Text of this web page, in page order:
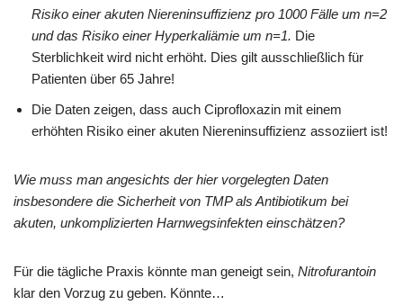
Risiko einer akuten Niereninsuffizienz pro 1000 Fälle um n=2
und das Risiko einer Hyperkaliämie um n=1. Die
Sterblichkeit wird nicht erhöht. Dies gilt ausschließlich für
Patienten über 65 Jahre!
Die Daten zeigen, dass auch Ciprofloxazin mit einem
erhöhten Risiko einer akuten Niereninsuffizienz assoziiert ist!
Wie muss man angesichts der hier vorgelegten Daten
insbesondere die Sicherheit von TMP als Antibiotikum bei
akuten, unkomplizierten Harnwegsinfekten einschätzen?
Für die tägliche Praxis könnte man geneigt sein, Nitrofurantoin
klar den Vorzug zu geben. Könnte…